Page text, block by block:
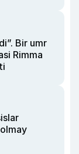
Bir umr
Rimma